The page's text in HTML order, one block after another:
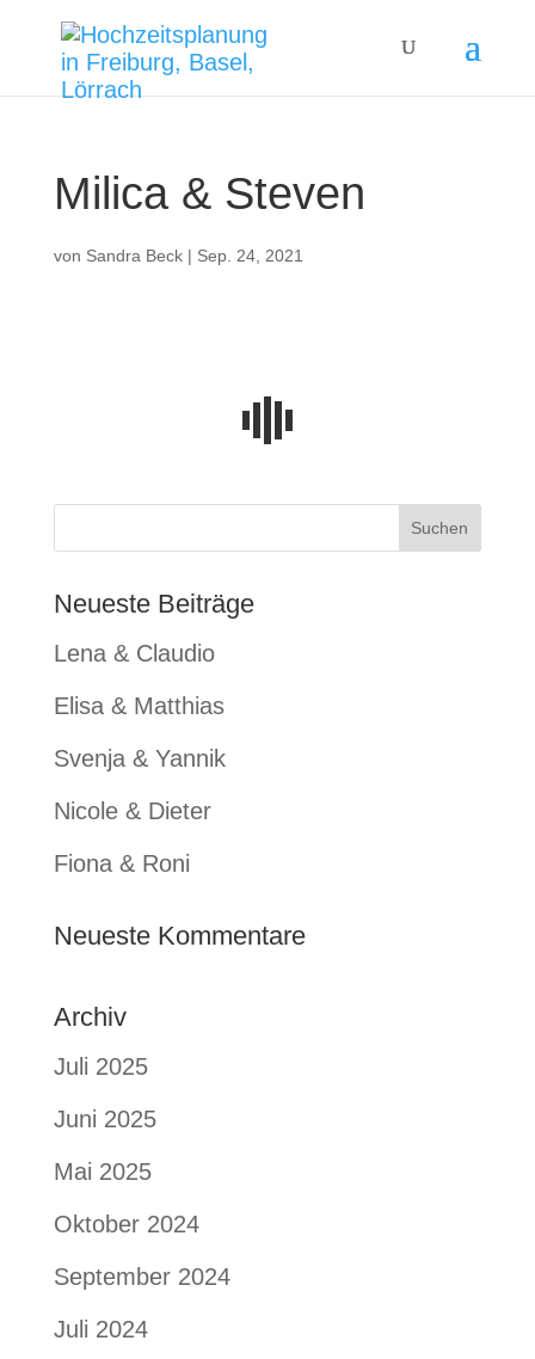
Milica & Steven
von Sandra Beck| Sep. 24, 2021
Neueste Beiträge
Lena & Claudio
Elisa & Matthias
Svenja & Yannik
Nicole & Dieter
Fiona & Roni
Neueste Kommentare
Archiv
Juli 2025
Juni 2025
Mai 2025
Oktober 2024
September 2024
Juli 2024